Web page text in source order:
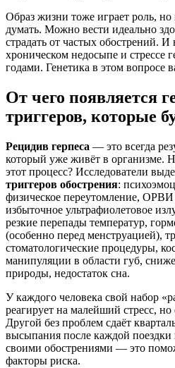
Образ жизни тоже играет роль,
думать. Можно вести идеально
страдать от частых обострений.
хроническом недосыпе и стрессе
годами. Генетика в этом вопросе
От чего появляется
триггеров, которые
Рецидив герпеса — это всегда
который уже живёт в организме.
этот процесс? Исследователи
триггеров обострения:
физическое переутомление,
избыточное ультрафиолетовое
резкие перепады температур,
(особенно перед менструацией),
стоматологические процедуры,
манипуляции в области губ,
природы, недостаток сна.
У каждого человека свой набор
реагирует на малейший стресс, но
Другой без проблем сдаёт
высыпания после каждой
своими обострениями — это
факторы риска.